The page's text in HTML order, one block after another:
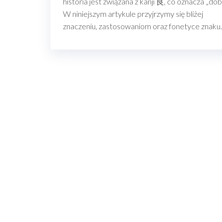
W niniejszym artykule przyjrzymy się bliżej
znaczeniu, zastosowaniom oraz fonetyce